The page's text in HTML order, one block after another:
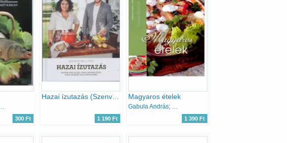
300 Ft
Hazai ízutazás (Szenvedélyünk a főzés)
1 190 Ft
Magyaros ételek
1 390 Ft